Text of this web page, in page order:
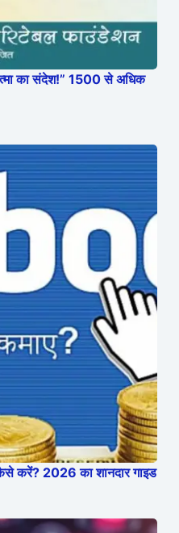
का संदेश!” 1500 से अधिक
करें? 2026 का शानदार गाइड